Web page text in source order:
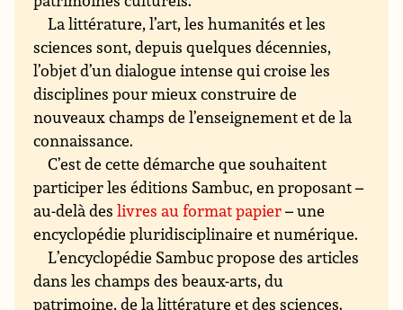
La littérature, l’art, les humanités et les
sciences sont, depuis quelques décennies,
l’objet d’un dialogue intense qui croise les
disciplines pour mieux construire de
nouveaux champs de l’enseignement et de la
connaissance.
C’est de cette démarche que souhaitent
participer les éditions Sambuc, en proposant –
au-delà deslivres au format papier– une
encyclopédie pluridisciplinaire et numérique.
L’encyclopédie Sambuc propose des articles
dans les champs des beaux-arts, du
patrimoine, de la littérature et des sciences.